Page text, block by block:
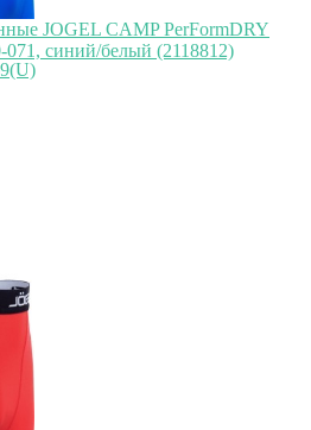
JOGEL CAMP PerFormDRY
071, синий/белый (2118812)